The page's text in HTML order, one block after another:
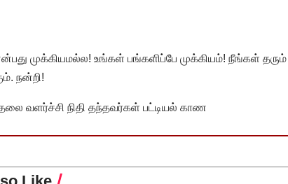
முக்கியமல்ல! உங்கள் பங்களிப்பே முக்கியம்! நீங்கள் தரும்
நன்றி!
வளர்ச்சி நிதி தந்தவர்கள் பட்டியல் காண